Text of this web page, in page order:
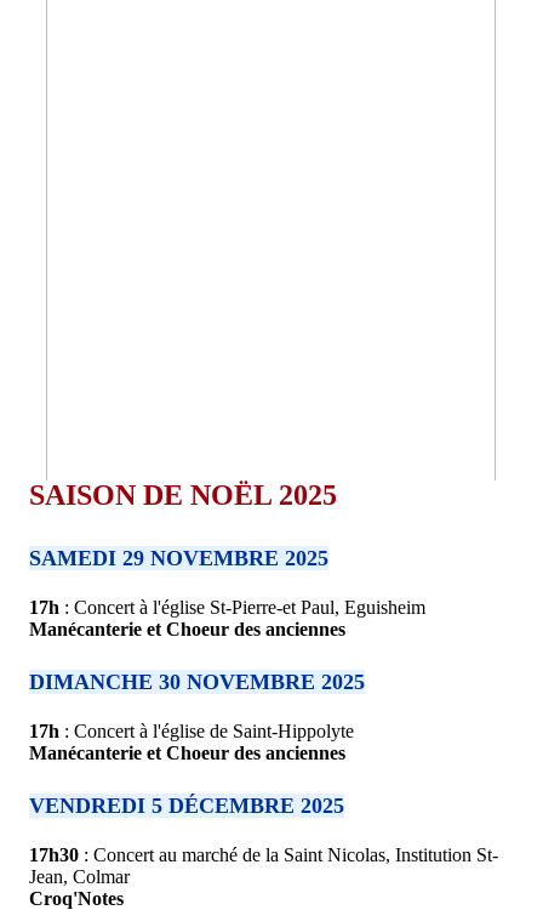
SAISON DE NOËL 2025
SAMEDI 29 NOVEMBRE 2025
17h : Concert à l'église St-Pierre-et Paul, Eguisheim
Manécanterie et Choeur des anciennes
DIMANCHE 30 NOVEMBRE 2025
17h : Concert à l'église de Saint-Hippolyte
Manécanterie et Choeur des anciennes
VENDREDI 5 DÉCEMBRE 2025
17h30 : Concert au marché de la Saint Nicolas, Institution St-
Jean, Colmar
Croq'Notes